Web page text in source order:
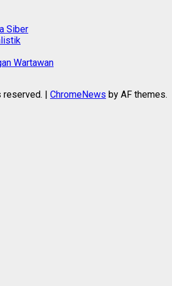
Siber
Wartawan
| ChromeNews by AF themes.